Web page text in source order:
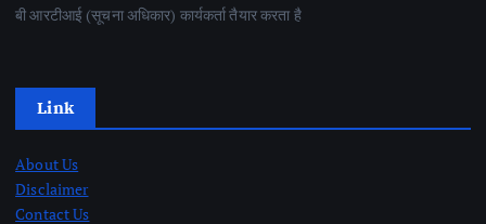
बी आरटीआई (सूचना अधिकार) कार्यकर्ता तैयार करता है
Link
About Us
Disclaimer
Contact Us